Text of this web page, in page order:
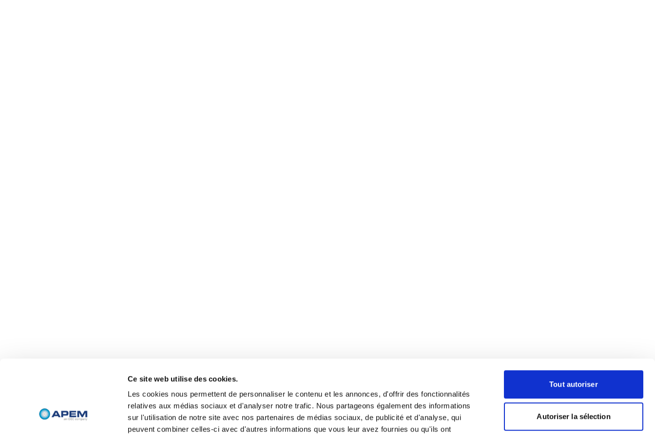
Ce site web utilise des cookies.
Les cookies nous permettent de personnaliser le contenu et les annonces, d'offrir des fonctionnalités
relatives aux médias sociaux et d'analyser notre trafic. Nous partageons également des informations
sur l'utilisation de notre site avec nos partenaires de médias sociaux, de publicité et d'analyse, qui
peuvent combiner celles-ci avec d'autres informations que vous leur avez fournies ou qu'ils ont
Tout autoriser
Autoriser la sélection